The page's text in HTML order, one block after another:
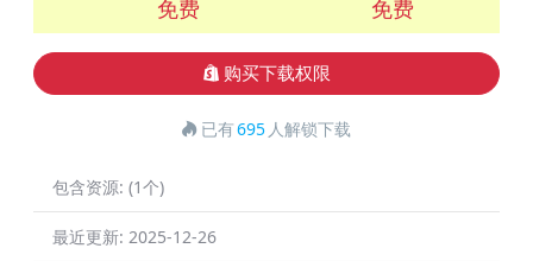
免费 免费
购买下载权限
已有695 人解锁下载
包含资源: (1个)
最近更新: 2025-12-26